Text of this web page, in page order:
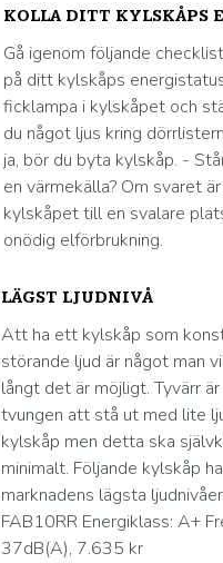
KOLLA DITT KYLSKÅPS
Gå igenom följande
på ditt kylskåps
ficklampa i kylskåpet och
du något ljus kring
ja, bör du byta kylskåp. -
en värmekälla? Om svaret
kylskåpet till en svalare
onödig elförbrukning.
LÄGST LJUDNIVÅ
Att ha ett kylskåp som
störande ljud är något man
långt det är möjligt. Tyvärr
tvungen att stå ut med lite
kylskåp men detta ska
minimalt. Följande kylskåp
marknadens lägsta
FAB10RR Energiklass: A+
37dB(A), 7.635 kr